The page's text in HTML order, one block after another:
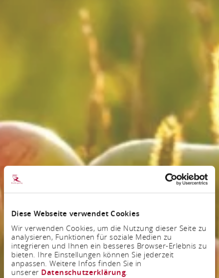
Diese Webseite verwendet Cookies
Wir verwenden Cookies, um die Nutzung dieser Seite zu
analysieren, Funktionen für soziale Medien zu
integrieren und Ihnen ein besseres Browser-Erlebnis zu
bieten. Ihre Einstellungen können Sie jederzeit
anpassen. Weitere Infos finden Sie in
unserer Datenschutzerklärung.